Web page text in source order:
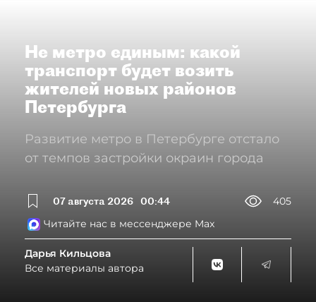
Не метро единым: какой
транспорт будет возить
жителей новых районов
Петербурга
Развитие метро в Петербурге отстало
от темпов застройки окраин города
07 августа 2026 00:44
405
Читайте нас в мессенджере Max
Дарья Кильцова
Все материалы автора